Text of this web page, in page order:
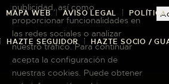
MAPA WEB AVISO LEGAL POLÍTICA
HAZTE SEGUIDOR HAZTE SOCIO /
publicidad, así como
proporcionar funcionalidades en
las redes sociales o analizar
nuestro tráfico. Para continuar
acepta la configuración de
nuestras cookies. Puede obtener